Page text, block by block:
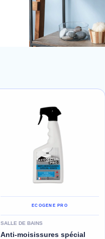
ECOGENE PRO
SALLE DE BAINS
Anti-moisissures spécial